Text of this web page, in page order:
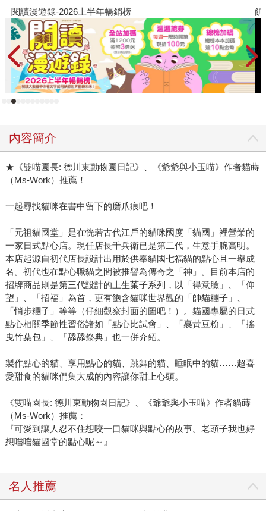
閱讀漫遊錄-2026上半年暢銷榜 飢
內容簡介
★《雙喵園長: 德川東動物園日記》、《爺爺與小玉喵》作者貓蒔
（Ms-Work）推薦！
一起尋找貓咪在書中留下的磨爪痕吧！
「元祖貓國堂」是在恍若古代江戶的貓咪國度「貓國」裡營業的
一家日式點心店。現任店長千兵衛已是第二代，生意手腕高明。
本店起源自初代店長設計出用於供奉貓國七福貓的點心且一舉成
名。初代也在點心職貓之間被推譽為傳奇之「神」。目前本店的
招牌商品則是第三代設計的上生菓子系列，以「得意臉」、「仰
望」、「招福」為首，更有飽含貓咪世界觀的「帥貓糰子」、
「悄步糰子」等等（仔細觀察封面的圖吧！）。貓國專屬的日式
點心相關季節性習俗諸如「點心比試會」、「裹黃豆粉」、「搖
曳竹葉包」、「舔舔祭典」也一併介紹。
製作點心的貓、享用點心的貓、跳舞的貓、睡眠中的貓……超喜
愛甜食的貓咪們集大成的內容讓你甜上心頭。
《雙喵園長: 德川東動物園日記》、《爺爺與小玉喵》作者貓蒔
（Ms-Work）推薦：
『可愛到讓人忍不住想咬一口貓咪與點心的故事。老頭子我也好
想嚐嚐貓國堂的點心呢～』
名人推薦